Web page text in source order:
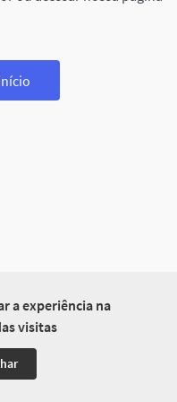
a experiência na
visitas